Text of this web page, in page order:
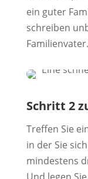
ein guter
schreiben
Schritt 2
Treffen Sie
in der Sie
mindestens